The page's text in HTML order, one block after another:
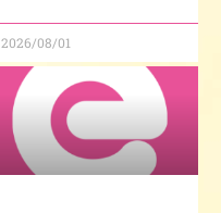
2026/08/01